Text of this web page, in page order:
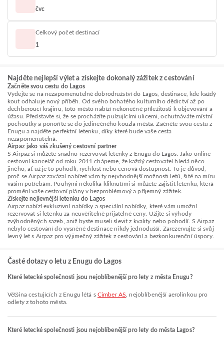
čvc
Celkový počet destinací
1
Najděte nejlepší výlet a získejte dokonalý zážitek z cestování
Začněte svou cestu do Lagos
Vydejte se na nezapomenutelné dobrodružství do Lagos, destinace, kde každý
kout odhaluje nový příběh. Od svého bohatého kulturního dědictví až po
dechberoucí krajinu, toto město nabízí nekonečné příležitosti k objevování a
úžasu. Představte si, že se procházíte pulzujícími ulicemi, ochutnáváte místní
pochoutky a ponoříte se do jedinečného kouzla města. Začněte svou cestu z
Enugu a najděte perfektní letenku, díky které bude vaše cesta
nezapomenutelná.
Airpaz jako váš zkušený cestovní partner
S Airpaz si můžete snadno rezervovat letenky z Enugu do Lagos. Jako online
cestovní kancelář od roku 2011 chápeme, že každý cestovatel hledá něco
jiného, ať už je to pohodlí, rychlost nebo cenová dostupnost. To je důvod,
proč se Airpaz zavázal nabízet vám ty nejvhodnější možnosti letů, šité na míru
vašim potřebám. Pouhými několika kliknutími si můžete zajistit letenku, která
promění vaše cestovní plány v bezproblémový a příjemný zážitek.
Získejte nejlevnější letenku do Lagos
Airpaz nabízí exkluzivní nabídky a speciální nabídky, které vám umožní
rezervovat si letenku za neuvěřitelně přijatelné ceny. Užijte si výhody
zvýhodněných sazeb, aniž byste museli slevit z kvality nebo pohodlí. S Airpaz
nebylo cestování do vysněné destinace nikdy jednodušší. Zarezervujte si svůj
levný let s Airpaz pro výjimečný zážitek z cestování a bezkonkurenční úspory.
Časté dotazy o letu z Enugu do Lagos
Které letecké společnosti jsou nejoblíbenější pro lety z města Enugu?
Většina cestujících z Enugu létá s Cimber AS , nejoblíbenější aerolinkou pro
odlety z tohoto města.
Které letecké společnosti jsou nejoblíbenější pro lety do města Lagos?